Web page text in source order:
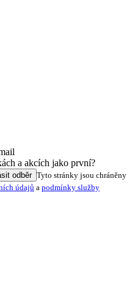
a akcích jako první?
odběr Tyto stránky jsou chráněny
údajů a podmínky služby